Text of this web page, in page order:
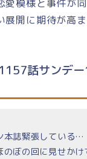
愛模様と事件が
開に期待が高ま
話サンデ
本誌緊張している…
のぼの回に見せかけ